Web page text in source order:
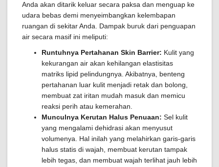
Anda akan ditarik keluar secara paksa dan menguap ke
udara bebas demi menyeimbangkan kelembapan
ruangan di sekitar Anda. Dampak buruk dari penguapan
air secara masif ini meliputi:
Runtuhnya Pertahanan Skin Barrier: Kulit yang
kekurangan air akan kehilangan elastisitas
matriks lipid pelindungnya. Akibatnya, benteng
pertahanan luar kulit menjadi retak dan bolong,
membuat zat iritan mudah masuk dan memicu
reaksi perih atau kemerahan.
Munculnya Kerutan Halus Penuaan: Sel kulit
yang mengalami dehidrasi akan menyusut
volumenya. Hal inilah yang melahirkan garis-garis
halus statis di wajah, membuat kerutan tampak
lebih tegas, dan membuat wajah terlihat jauh lebih